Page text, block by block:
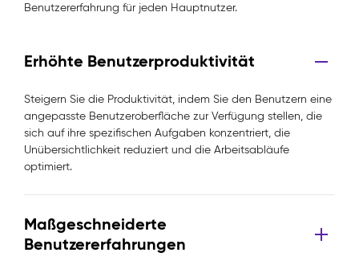
Benutzererfahrung für jeden Hauptnutzer.
Erhöhte Benutzerproduktivität
Steigern Sie die Produktivität, indem Sie den Benutzern eine
angepasste Benutzeroberfläche zur Verfügung stellen, die
sich auf ihre spezifischen Aufgaben konzentriert, die
Unübersichtlichkeit reduziert und die Arbeitsabläufe
optimiert.
Maßgeschneiderte
Benutzererfahrungen